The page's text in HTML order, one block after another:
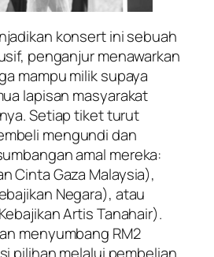
konsert ini sebuah
penganjur menawarkan
mampu milik supaya
lapisan masyarakat
Setiap tiket turut
mengundi dan
amal mereka:
Cinta Gaza Malaysia),
Negara), atau
Artis Tanahair).
menyumbang RM2
pilihan melalui pembelian